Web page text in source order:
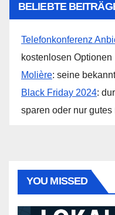
BELIEBTE
Telefonkonferenz
kostenlosen Optionen
Molière: seine
Black Friday 2024:
sparen oder nur gutes
YOU MISSED